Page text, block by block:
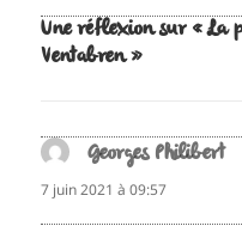
Une réflexion sur « La
Ventabren »
Georges Philibert
7 juin 2021 à 09:57